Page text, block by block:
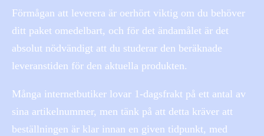
Förmågan att leverera är oerhört viktig om du behöver
ditt paket omedelbart, och för det ändamålet är det
absolut nödvändigt att du studerar den beräknade
leveranstiden för den aktuella produkten.
Många internetbutiker lovar 1-dagsfrakt på ett antal av
sina artikelnummer, men tänk på att detta kräver att
beställningen är klar innan en given tidpunkt, med